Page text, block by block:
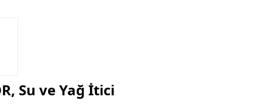
Su ve Yağ İtici